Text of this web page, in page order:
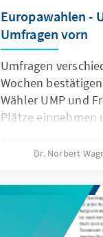
Europawahlen -
Umfragen vorn
Umfragen
Wochen
Wähler UMP und
Plätze einnehmen
Dr. Norbert